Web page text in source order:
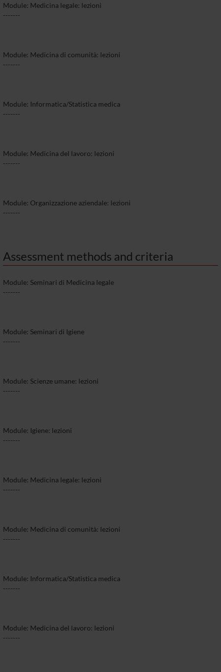
Module: Medicina legale: lezioni
-------
Module: Medicina di comunità: lezioni
-------
Module: Informatica/Statistica medica
-------
Module: Medicina del lavoro: lezioni
-------
Module: Organizzazione aziendale: lezioni
-------
Assessment methods and criteria
Module: Seminari di Medicina legale
-------
Module: Seminari di Igiene
-------
Module: Scienze umane: lezioni
-------
Module: Igiene: lezioni
-------
Module: Medicina legale: lezioni
-------
Module: Medicina di comunità: lezioni
-------
Module: Informatica/Statistica medica
-------
Module: Medicina del lavoro: lezioni
-------